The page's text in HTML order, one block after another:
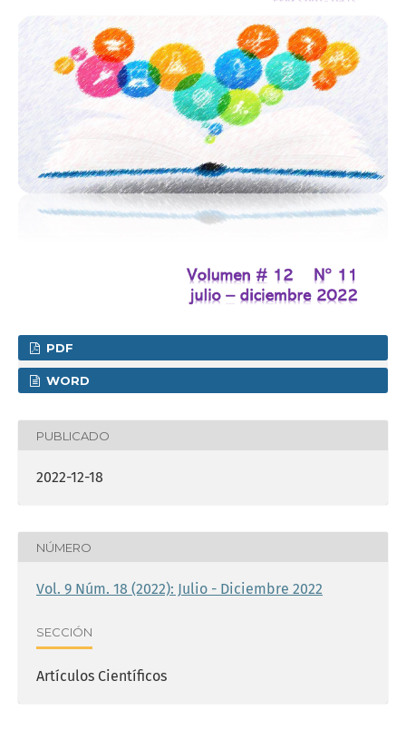
PDF
WORD
PUBLICADO
2022-12-18
NÚMERO
Vol. 9 Núm. 18 (2022): Julio - Diciembre 2022
SECCIÓN
Artículos Científicos